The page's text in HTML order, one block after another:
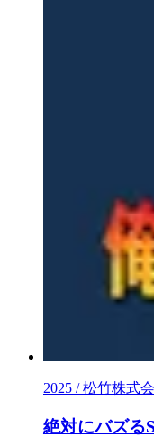
2025 / 松竹株式
絶対にバズる